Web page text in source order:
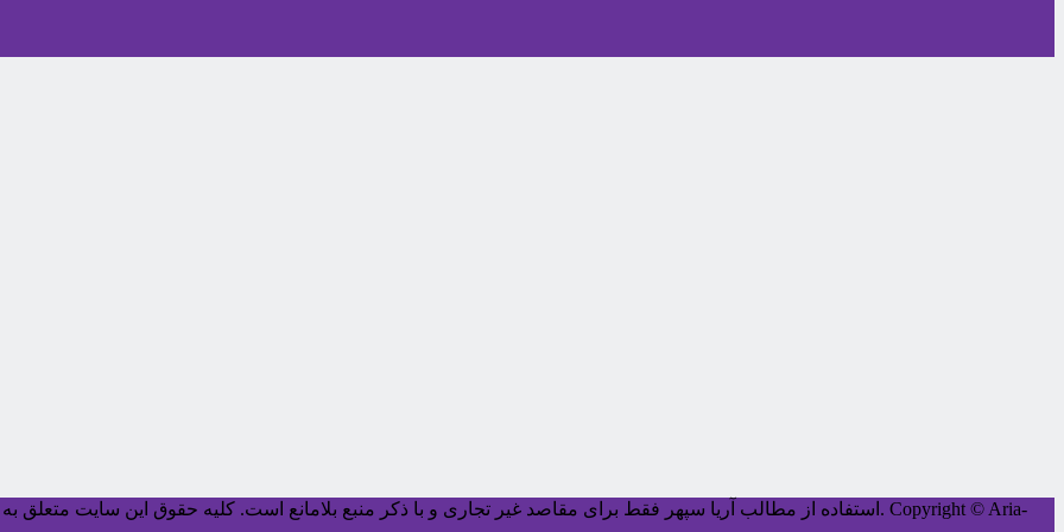
استفاده از مطالب آریا سپهر فقط برای مقاصد غیر تجاری و با ذکر منبع بلامانع است. کليه حقوق اين سايت متعلق کليه حقوق اين سايت متعلق به آریا سپهر می‌باشد. Copyright © Aria-